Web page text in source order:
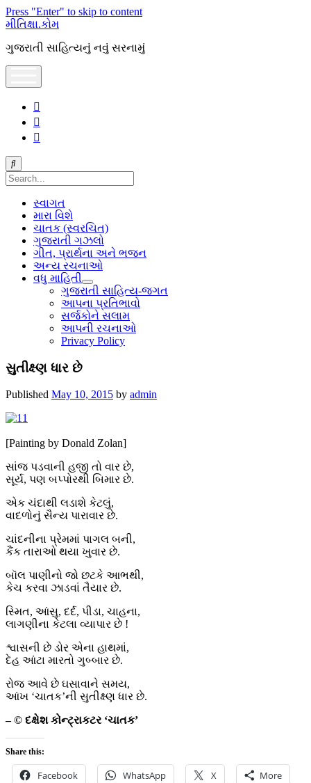
Press "Enter" to skip to content
મીતિક્ષા.કોમ
ગુજરાતી સાહિત્યનું નવું સરનામું
Search
સ્વાગત
મારા વિશે
ચાતક (સ્વરચિત)
ગુજરાતી ગઝલો
ગીત, પ્રાર્થના અને ભજન
અન્ય રચનાઓ
વધુ માહિતી
open
dropdown
menu
ગુજરાતી સાહિત્ય-જગત
આપના પ્રતિભાવો
સર્જકોને સલામ
આપની રચનાઓ
Privacy Policy
સુતીક્ષ્ણ ધાર છે
Published May 10, 2015 by admin
[Painting by Donald Zolan]
સાંજ પડવાની હજી તો વાર છે,
સૂર્ય, પણ બપ્પોરથી બિમાર છે.
એક ચંદાથી લડાશે કેટલું,
વાદળોનું સૈન્ય પારાવાર છે.
ચાંદનીના પ્રેમમાં પાગલ બની,
કૈંક તારાઓ થયા ખુવાર છે.
બૉલ પાણીનો જો છટકે આભથી,
કેચ કરવા ઝાડવાં તૈયાર છે.
સ્મિત, આંસુ, દર્દ, પીડા, ચાહના,
લાગણીના કેટલા વ્યાપાર છે !
શ્વાસની છે ડોર એના હાથમાં,
દેહ આંટા મારતો ગુબ્બાર છે.
રોજ આવે છે ઘસાવાને સમય,
આંખ ‘ચાતક’ની સુતીક્ષ્ણ ધાર છે.
– © દક્ષેશ કોન્ટ્રાકટર ‘ચાતક’
Share this:
Facebook WhatsApp X More